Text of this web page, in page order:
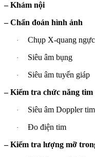
– Khám nội
– Chẩn đoán hình ảnh
· Chụp X-quang
· Siêu âm bụng
·
Siêu âm tuyến giáp
– Kiểm tra chức năng tim
· Siêu âm Doppler
·
Đo điện tim
– Kiểm tra lượng mỡ